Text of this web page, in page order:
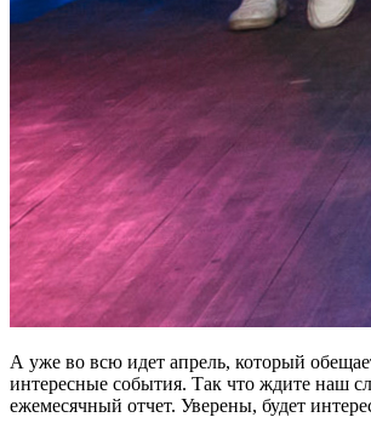
А уже во всю идет апрель, который
интересные события. Так что ждите наш
ежемесячный отчет. Уверены, будет